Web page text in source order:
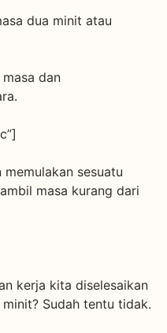
dua minit atau
dan
sesuatu
masa kurang dari
kerja kita diselesaikan
Sudah tentu tidak.